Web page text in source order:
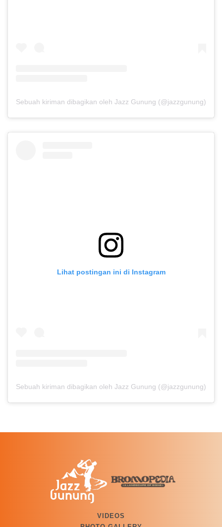
Sebuah kiriman dibagikan oleh Jazz Gunung (@jazzgunung)
Lihat postingan ini di Instagram
Sebuah kiriman dibagikan oleh Jazz Gunung (@jazzgunung)
VIDEOS